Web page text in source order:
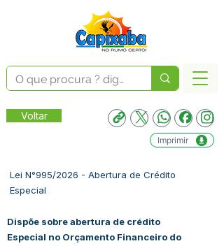
Voltar
Imprimir
Lei N°995/2026 - Abertura de Crédito
Especial
Dispõe sobre abertura de crédito
Especial no Orçamento Financeiro do